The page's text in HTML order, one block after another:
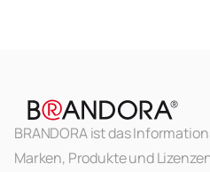
BRANDORA ist das
Marken, Produkte und